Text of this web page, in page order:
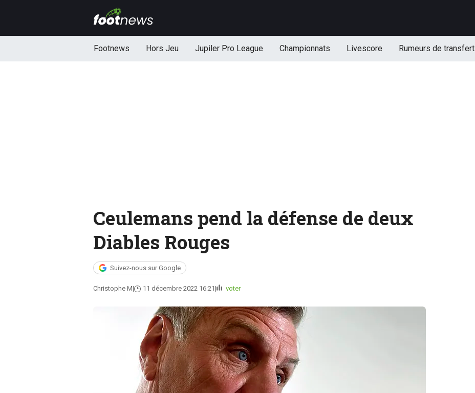
Footnews Hors Jeu Jupiler Pro League Championnats Livescore Rumeurs de transfert
Ceulemans pend la défense de deux
Diables Rouges
Suivez-nous sur Google
Christophe M 11 décembre 2022 16:21 voter